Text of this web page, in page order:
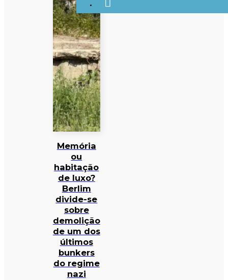
Memória
ou
habitação
de luxo?
Berlim
divide-se
sobre
demolição
de um dos
últimos
bunkers
do regime
nazi